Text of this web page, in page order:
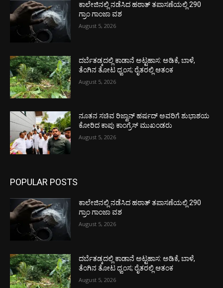
ಕಾಲೇಜಿನಲ್ಲಿ ನಡೆಸಿದ ಹಠಾತ್ ತಪಾಸಣೆಯಲ್ಲಿ 290
ಗ್ರಾಂ ಗಾಂಜಾ ವಶ
August 5, 2026
ದರ್ಬೆತಡ್ಕದಲ್ಲಿ ಕಾಡಾನೆ ಅಟ್ಟಹಾಸ: ಅಡಿಕೆ, ಬಾಳೆ,
ತೆಂಗಿನ ತೋಟ ಧ್ವಂಸ; ರೈತರಲ್ಲಿ ಆತಂಕ
August 5, 2026
ನೂತನ ಸಚಿವ ರಿಜ್ವಾನ್ ಹರ್ಷದ್ ಅವರಿಗೆ ಶುಭಾಶಯ
ಕೋರಿದ ಕಾಪು ಕಾಂಗ್ರೆಸ್ ಮುಖಂಡರು
August 5, 2026
POPULAR POSTS
ಕಾಲೇಜಿನಲ್ಲಿ ನಡೆಸಿದ ಹಠಾತ್ ತಪಾಸಣೆಯಲ್ಲಿ 290
ಗ್ರಾಂ ಗಾಂಜಾ ವಶ
August 5, 2026
ದರ್ಬೆತಡ್ಕದಲ್ಲಿ ಕಾಡಾನೆ ಅಟ್ಟಹಾಸ: ಅಡಿಕೆ, ಬಾಳೆ,
ತೆಂಗಿನ ತೋಟ ಧ್ವಂಸ; ರೈತರಲ್ಲಿ ಆತಂಕ
August 5, 2026